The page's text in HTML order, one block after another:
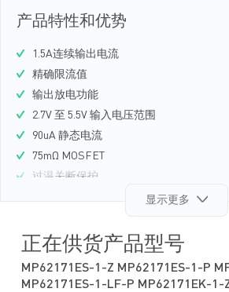
产品特性和优势
1.5A连续输出电流
精确限流值
输出放电功能
2.7V 至 5.5V 输入电压范围
90uA 静态电流
75mΩ MOSFET
过温关断保护
8ms FLAG抗尖峰脉冲时间
上电期间无FLAG故障
反向电流阻断
高电平有效或低电平有效可选
显示更多
正在供货产品型号
MP62171ES-1-Z MP62171ES-1-P
MP62171ES-1-LF-P MP62171EK-1-